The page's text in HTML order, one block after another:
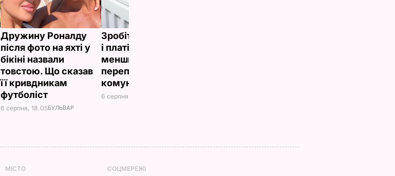
Дружину Роналду
після фото на яхті у
бікіні назвали
товстою. Що сказав
її кривдникам
футболіст
6 серпня, 18.05БУЛЬВАР
Зробіть це сьогодні –
і платіжки стануть
меншими. Як не
переплачувати за
комуналку
6 серпня, 17.13
МІСТО СОЦМЕРЕЖІ